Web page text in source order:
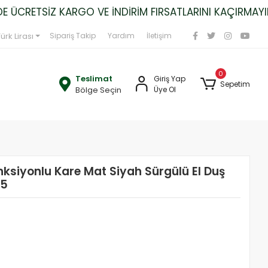
KARGO VE İNDİRİM FIRSATLARINI KAÇIRMAYIN!
Lirası Sipariş Takip Yardım İletişim
Teslimat
Bölge Seçin
Giriş Yap
Üye Ol
0
Sepetim
Kare Mat Siyah Sürgülü El Duş